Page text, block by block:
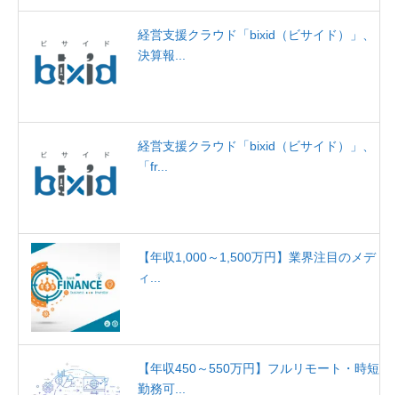
経営支援クラウド「bixid（ビサイド）」、
決算報...
経営支援クラウド「bixid（ビサイド）」、
「fr...
【年収1,000～1,500万円】業界注目のメデ
ィ...
【年収450～550万円】フルリモート・時短
勤務可...